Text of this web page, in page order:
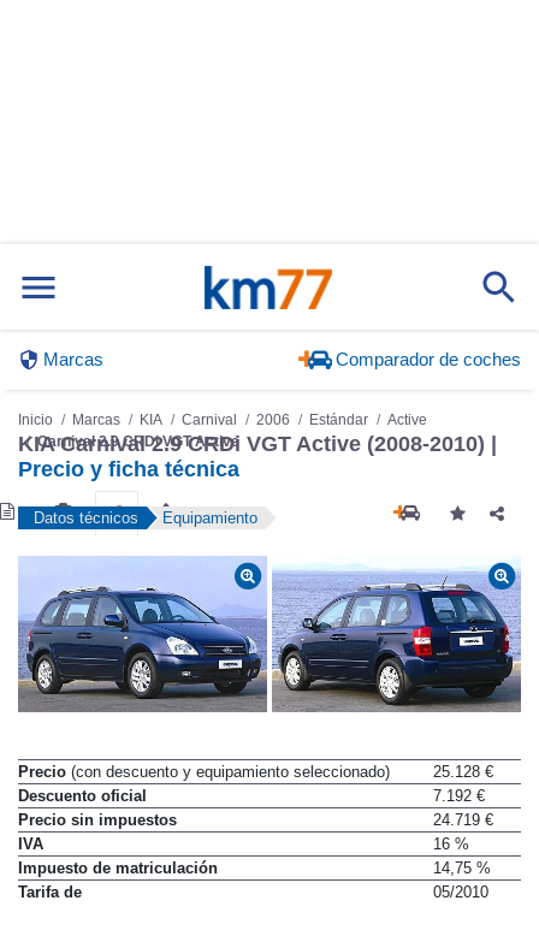
Marcas Comparador de coches
Inicio Marcas KIA Carnival 2006 Estándar
Active
Carnival 2.9 CRDi VGT Active
KIA Carnival 2.9 CRDi VGT Active (2008-2010) |
Precio y ficha técnica
Datos técnicos Equipamiento
Precio (con descuento y equipamiento seleccionado)
25.128 €
Descuento oficial
7.192 €
Precio sin impuestos
24.719 €
IVA
16 %
Impuesto de matriculación
14,75 %
Tarifa de
05/2010